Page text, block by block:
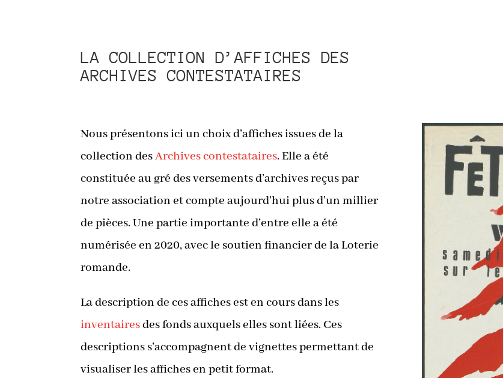
LA COLLECTION D’AFFICHES DES
ARCHIVES CONTESTATAIRES
Nous présentons ici un choix d’affiches issues de la
collection desArchives contestataires. Elle a été
constituée au gré des versements d’archives reçus par
notre association et compte aujourd’hui plus d’un millier
de pièces. Une partie importante d’entre elle a été
numérisée en 2020, avec le soutien financier de la Loterie
romande.
La description de ces affiches est en cours dans les
inventairesdes fonds auxquels elles sont liées. Ces
descriptions s’accompagnent de vignettes permettant de
visualiser les affiches en petit format.